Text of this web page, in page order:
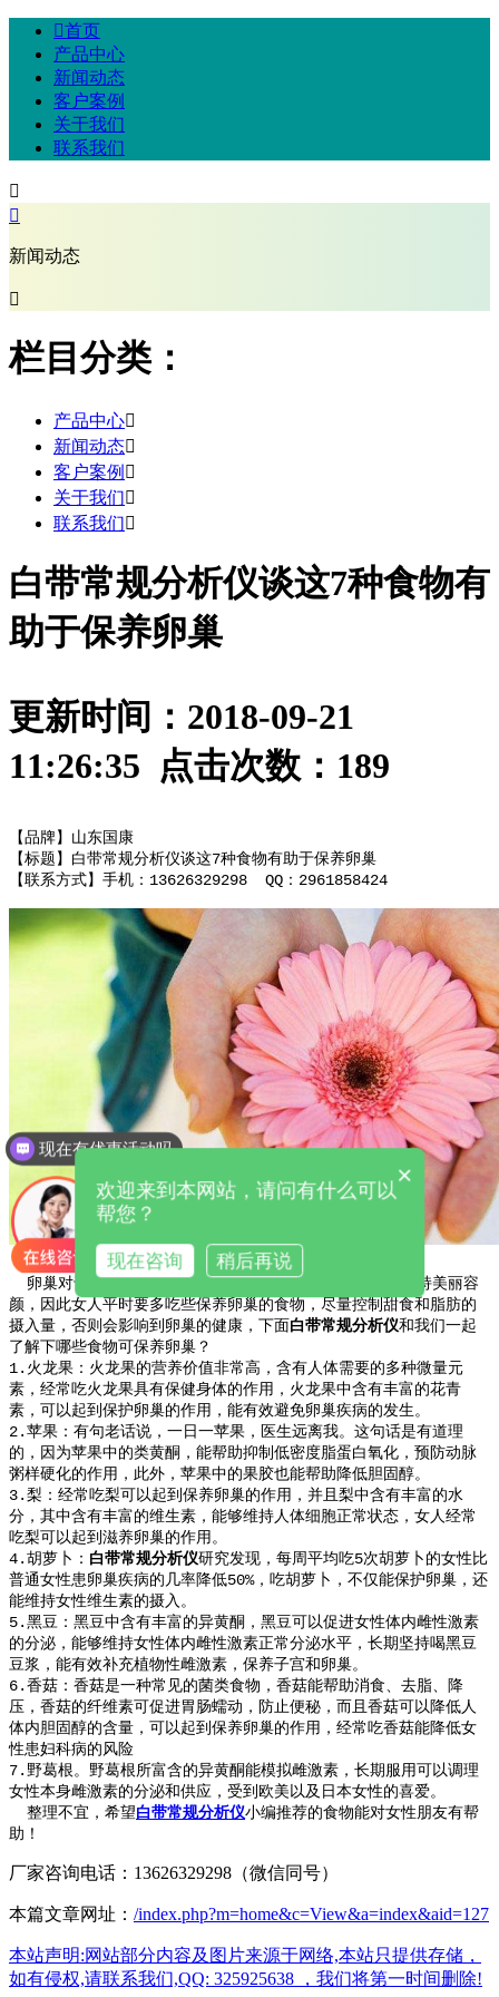
首页
产品中心
新闻动态
客户案例
关于我们
联系我们


新闻动态

栏目分类：
产品中心
新闻动态
客户案例 
关于我们
联系我们
白带常规分析仪谈这7种食物有
助于保养卵巢
更新时间：2018-09-21
11:26:35 点击次数： 189
【品牌】山东国康
【标题】白带常规分析仪谈这7种食物有助于保养卵巢
【联系方式】手机：13626329298 QQ：2961858424
白带常规分析仪谈这7种食物有助于保养卵巢
卵巢对于女性来说非常重要，既能保持生育能力，又能维持美丽容
颜，因此女人平时要多吃些保养卵巢的食物，尽量控制甜食和脂肪的
摄入量，否则会影响到卵巢的健康，下面白带常规分析仪和我们一起
了解下哪些食物可保养卵巢？
1.火龙果：火龙果的营养价值非常高，含有人体需要的多种微量元
素，经常吃火龙果具有保健身体的作用，火龙果中含有丰富的花青
素，可以起到保护卵巢的作用，能有效避免卵巢疾病的发生。
2.苹果：有句老话说，一日一苹果，医生远离我。这句话是有道理
的，因为苹果中的类黄酮，能帮助抑制低密度脂蛋白氧化，预防动脉
粥样硬化的作用，此外，苹果中的果胶也能帮助降低胆固醇。
3.梨：经常吃梨可以起到保养卵巢的作用，并且梨中含有丰富的水
分，其中含有丰富的维生素，能够维持人体细胞正常状态，女人经常
吃梨可以起到滋养卵巢的作用。
4.胡萝卜： 白带常规分析仪研究发现，每周平均吃5次胡萝卜的女性比
普通女性患卵巢疾病的几率降低50%，吃胡萝卜，不仅能保护卵巢，还
能维持女性维生素的摄入。
5.黑豆：黑豆中含有丰富的异黄酮，黑豆可以促进女性体内雌性激素
的分泌，能够维持女性体内雌性激素正常分泌水平，长期坚持喝黑豆
豆浆，能有效补充植物性雌激素，保养子宫和卵巢。
6.香菇：香菇是一种常见的菌类食物，香菇能帮助消食、去脂、降
压，香菇的纤维素可促进胃肠蠕动，防止便秘，而且香菇可以降低人
体内胆固醇的含量，可以起到保养卵巢的作用，经常吃香菇能降低女
性患妇科病的风险
7.野葛根。野葛根所富含的异黄酮能模拟雌激素，长期服用可以调理
女性本身雌激素的分泌和供应，受到欧美以及日本女性的喜爱。
整理不宜，希望白带常规分析仪小编推荐的食物能对女性朋友有帮
助！
厂家咨询电话：13626329298（微信同号）
本篇文章网址： /index.php?m=home&c=View&a=index&aid=127
本站声明:网站部分内容及图片来源于网络,本站只提供存储，
如有侵权,请联系我们,QQ: 325925638 ，我们将第一时间删除!
现在有优惠活动吗
×
欢迎来到本网站，请问有什么可以
帮您？
现在咨询 稍后再说